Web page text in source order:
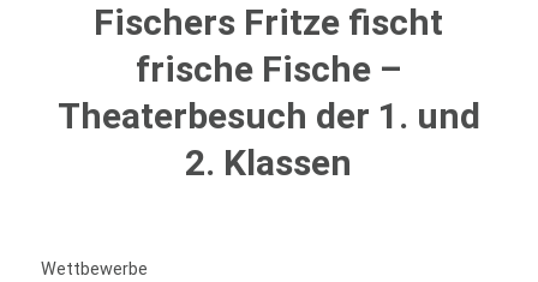
Fischers Fritze fischt
frische Fische –
Theaterbesuch der 1. und
2. Klassen
Wettbewerbe